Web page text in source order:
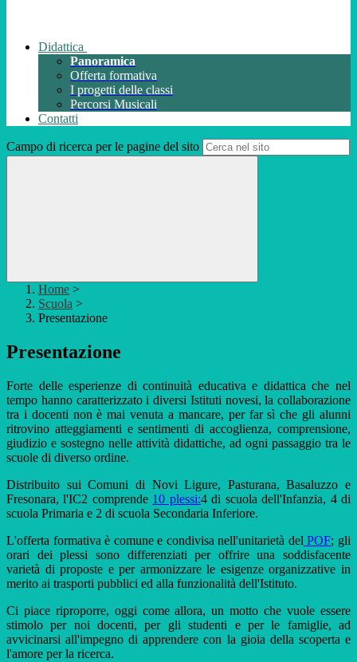
Didattica
Panoramica
Offerta formativa
I progetti delle classi
Percorsi Musicali
Contatti
Campo di ricerca per le pagine del sito
Home >
Scuola >
Presentazione
Presentazione
Forte delle esperienze di continuità educativa e didattica che nel
tempo hanno caratterizzato i diversi Istituti novesi, la collaborazione
tra i docenti non è mai venuta a mancare, per far sì che gli alunni
ritrovino atteggiamenti e sentimenti di accoglienza, comprensione,
giudizio e sostegno nelle attività didattiche, ad ogni passaggio tra le
scuole di diverso ordine.
Distribuito sui Comuni di Novi Ligure, Pasturana, Basaluzzo e
Fresonara, l'IC2 comprende 10 plessi:4 di scuola dell'Infanzia, 4 di
scuola Primaria e 2 di scuola Secondaria Inferiore.
L'offerta formativa è comune e condivisa nell'unitarietà del POF; gli
orari dei plessi sono differenziati per offrire una soddisfacente
varietà di proposte e per armonizzare le esigenze organizzative in
merito ai trasporti pubblici ed alla funzionalità dell'Istituto.
Ci piace riproporre, oggi come allora, un motto che vuole essere
stimolo per noi docenti, per gli studenti e per le famiglie, ad
avvicinarsi all'impegno di apprendere con la gioia della scoperta e
l'amore per la ricerca.